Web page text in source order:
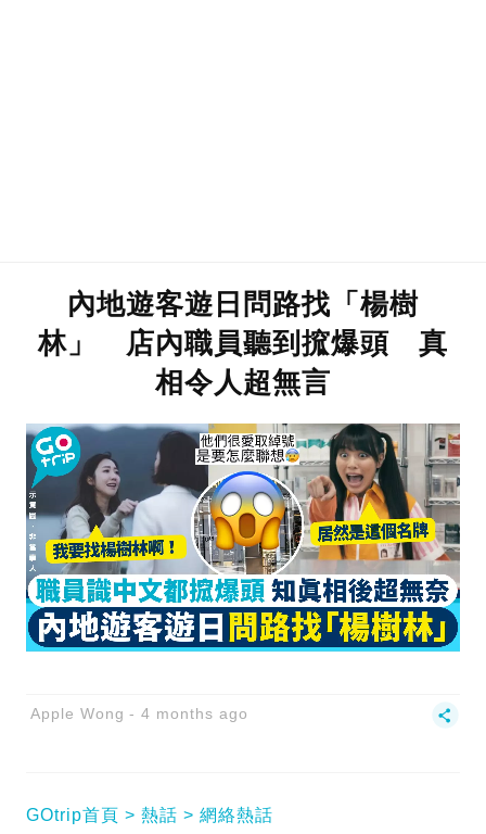
內地遊客遊日問路找「楊樹
林」 店內職員聽到搲爆頭 真
相令人超無言
Apple Wong 4 months ago
GOtrip首頁 熱話 網絡熱話